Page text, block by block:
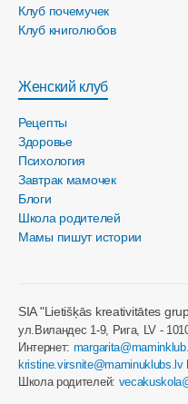
Клуб почемучек
Клуб книголюбов
Женский клуб
Рецепты
Здоровье
Психология
Завтрак мамочек
Блоги
Школа родителей
Мамы пишут истории
SIA "Lietišķās kreativitātes
ул.Виландес 1-9, Рига, LV -
Интернет:
kristine.virsnite@maminuklubs.lv
Школа родителей: